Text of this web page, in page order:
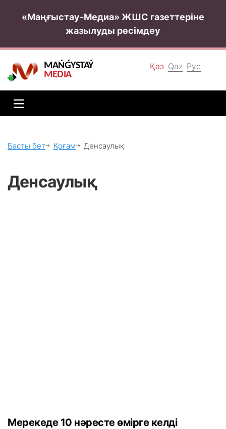
«Маңғыстау-Медиа» ЖШС газеттеріне
жазылуды ресімдеу
Қаз Qaz Рус
MAŃǴYSTAÝ
MEDIA
Басты бет Қоғам Денсаулық
Денсаулық
Мерекеде 10 нәресте өмірге келді